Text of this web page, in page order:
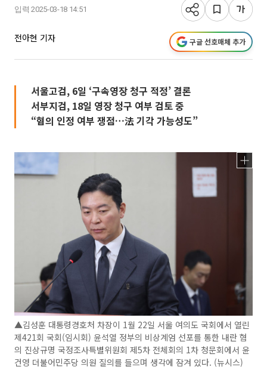
입력 2025-03-18 14:51
전아현 기자 구글 선호매체 추가
서울고검, 6일 ‘구속영장 청구 적정’ 결론
서부지검, 18일 영장 청구 여부 검토 중
“혐의 인정 여부 쟁점…法 기각 가능성도”
▲김성훈 대통령경호처 차장이 1월 22일 서울 여의도 국회에서 열린
제421회 국회(임시회) 윤석열 정부의 비상계엄 선포를 통한 내란 혐
의 진상규명 국정조사특별위원회 제5차 전체회의 1차 청문회에서 윤
건영 더불어민주당 의원 질의를 들으며 생각에 잠겨 있다. (뉴시스)